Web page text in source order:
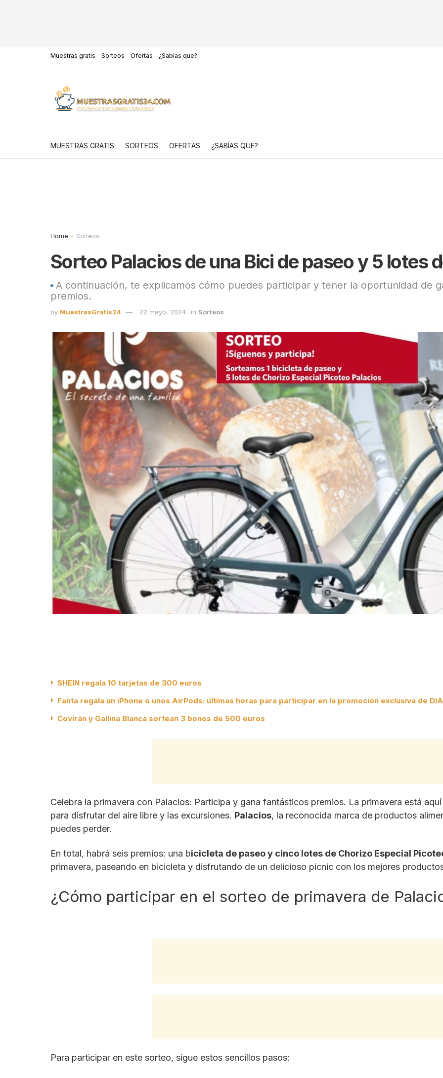
Muestras gratis Sorteos Ofertas ¿Sabías que?
MUESTRAS GRATIS SORTEOS OFERTAS ¿SABÍAS QUE?
Home Sorteos
Sorteo Palacios de una Bici de paseo y 5 lotes
A continuación, te explicamos cómo puedes participar y tener la oportunidad de
premios.
by MuestrasGratis24 22 mayo, 2024 in Sorteos
SHEIN regala 10 tarjetas de 300 euros
Fanta regala un iPhone o unos AirPods: últimas horas para participar en la promoción exclusiva de DIA
Covirán y Gallina Blanca sortean 3 bonos de 500 euros
Celebra la primavera con Palacios: Participa y gana fantásticos premios. La primavera está
para disfrutar del aire libre y las excursiones. Palacios, la reconocida marca de productos
puedes perder.
En total, habrá seis premios: una bicicleta de paseo y cinco lotes de Chorizo Especial
primavera, paseando en bicicleta y disfrutando de un delicioso picnic con los mejores
¿Cómo participar en el sorteo de primavera de
Para participar en este sorteo, sigue estos sencillos pasos: